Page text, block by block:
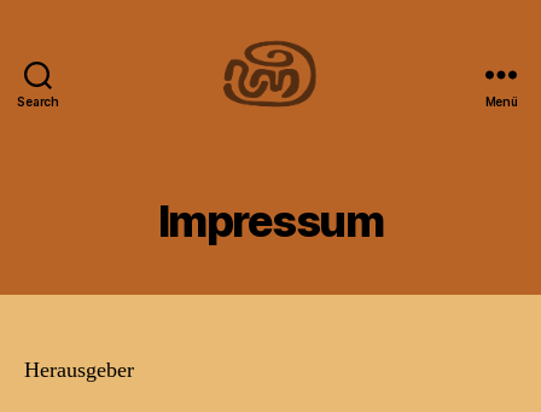
Search Menü
Impressum
Herausgeber